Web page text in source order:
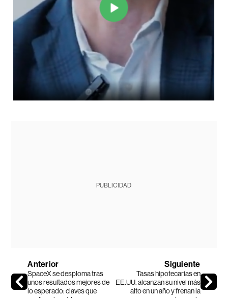
PUBLICIDAD
Anterior
SpaceX se desploma tras
unos resultados mejores de
lo esperado: claves que
Siguiente
Tasas hipotecarias en
EE.UU. alcanzan su nivel más
alto en un año y frenan la